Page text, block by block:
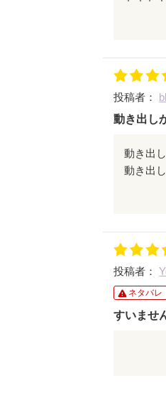
私は登
もうめ
プライ
続編も
美和に
投稿者：
動き出し
動き出
着地の
投稿者：
ネタバレ
すいませ
最初読
「よく